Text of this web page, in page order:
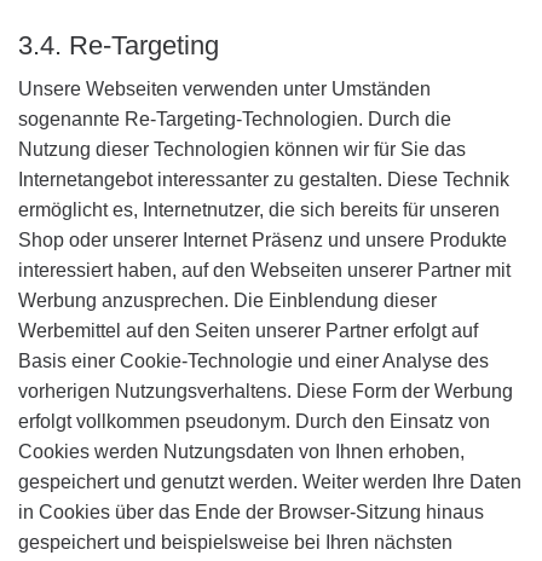
3.4. Re-Targeting
Unsere Webseiten verwenden unter Umständen
sogenannte Re-Targeting-Technologien. Durch die
Nutzung dieser Technologien können wir für Sie das
Internetangebot interessanter zu gestalten. Diese Technik
ermöglicht es, Internetnutzer, die sich bereits für unseren
Shop oder unserer Internet Präsenz und unsere Produkte
interessiert haben, auf den Webseiten unserer Partner mit
Werbung anzusprechen. Die Einblendung dieser
Werbemittel auf den Seiten unserer Partner erfolgt auf
Basis einer Cookie-Technologie und einer Analyse des
vorherigen Nutzungsverhaltens. Diese Form der Werbung
erfolgt vollkommen pseudonym. Durch den Einsatz von
Cookies werden Nutzungsdaten von Ihnen erhoben,
gespeichert und genutzt werden. Weiter werden Ihre Daten
in Cookies über das Ende der Browser-Sitzung hinaus
gespeichert und beispielsweise bei Ihren nächsten